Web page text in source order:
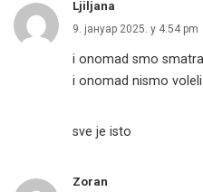
Ljiljana
9. јануар 2025. у 4:54 pm
i onomad smo
i onomad nismo
sve je isto
Zoran